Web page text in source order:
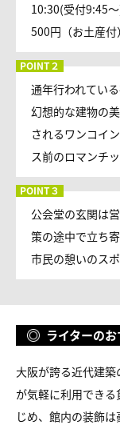
10:30(受付9:45
500円（お土産付）
通年行われてい
幻想的な建物の
されるワンコイ
ス前のロマンチ
公会堂の玄関は
策の途中で立ち
市民の憩いのス
ライターの
大阪が誇る近代建
が気軽に利用でき
じめ、館内の装飾